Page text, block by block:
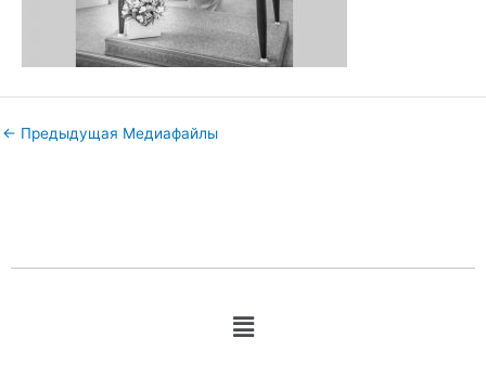
← Предыдущая Медиафайлы
Меню